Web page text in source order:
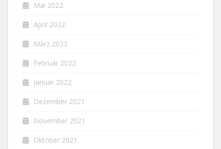
Mai 2022
April 2022
März 2022
Februar 2022
Januar 2022
Dezember 2021
November 2021
Oktober 2021